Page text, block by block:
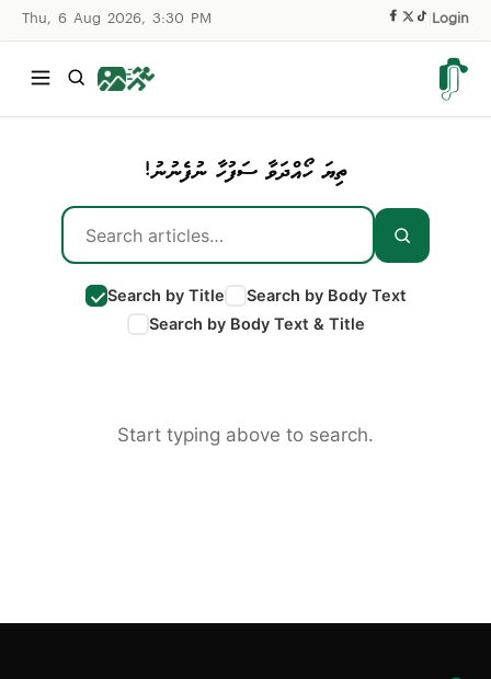
Thu, 6 Aug 2026, 3:30 PM Login
ތިޔަ ހޯއްދަވާ ސަފުހާ ނުފެނުނު!
Search by Title
Search by Body Text
Search by Body Text & Title
Start typing above to search.